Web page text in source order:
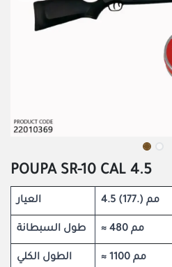
POUPA SR-10 CAL 4.5
العيار 4.5 مم (.177)
طول السبطانة ≈ 480 مم
الطول الكلي ≈ 1100 مم